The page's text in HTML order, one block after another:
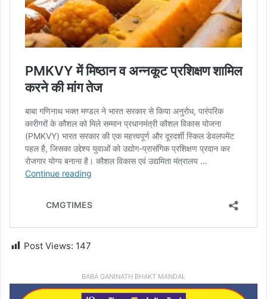
Post Views: 147
BABA GANINATH BHAKT MANDAL